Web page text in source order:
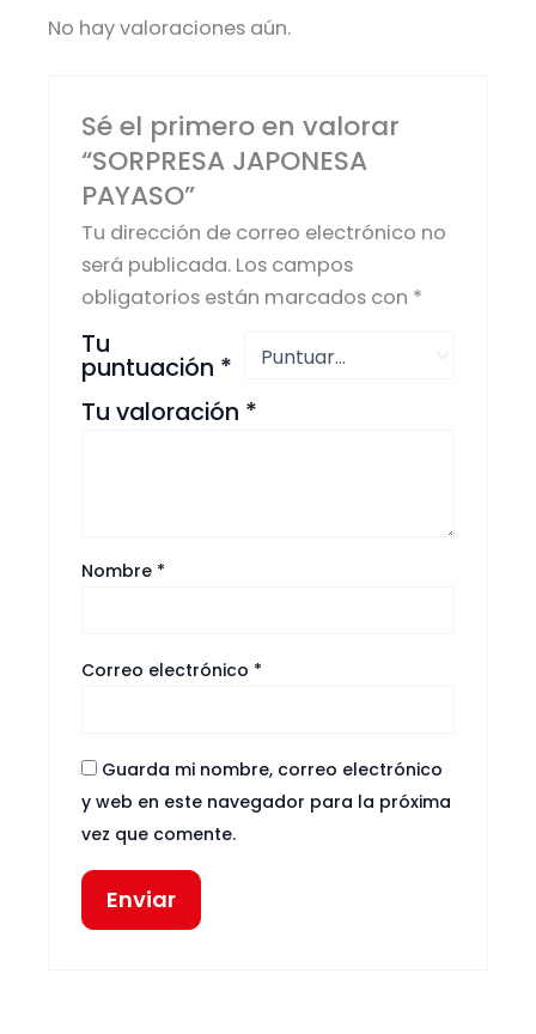
No hay valoraciones aún.
Sé el primero en valorar
“SORPRESA JAPONESA
PAYASO”
Tu dirección de correo electrónico no
será publicada. Los campos
obligatorios están marcados con *
Tu
puntuación *
Tu valoración *
Nombre *
Correo electrónico *
Guarda mi nombre, correo electrónico
y web en este navegador para la próxima
vez que comente.